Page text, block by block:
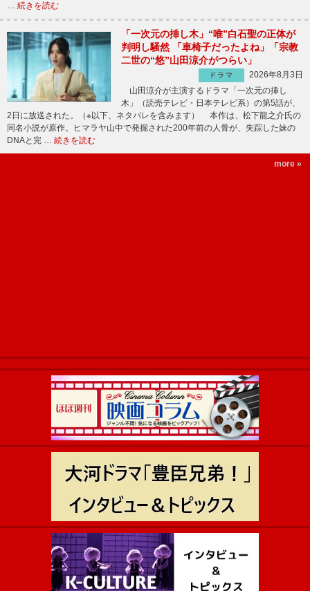
… 続きを読む
「一次元の挿し木」“唯”白石聖の正体が
判明し騒然 「車椅子だったよね」「宗教
二世の“悠”山田涼介がつらい」
ドラマ
2026年8月3日
山田涼介が主演するドラマ「一次元の挿し
木」（読売テレビ・日本テレビ系）の第5話が、
2日に放送された。（※以下、ネタバレを含みます） 本作は、松下龍之介氏の
同名小説が原作。ヒマラヤ山中で発掘された200年前の人骨が、失踪した妹の
DNAと完 … 続きを読む
more »